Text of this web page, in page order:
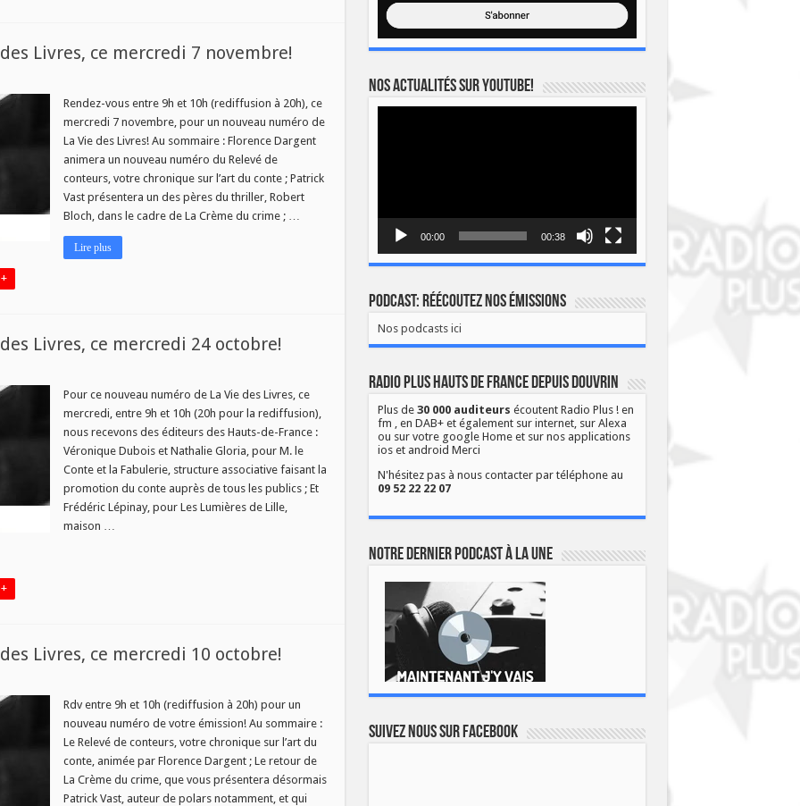
Livres, ce mercredi 7 novembre!
Rendez-vous entre 9h et 10h (rediffusion à 20h), ce
mercredi 7 novembre, pour un nouveau numéro de
La Vie des Livres! Au sommaire : Florence Dargent
animera un nouveau numéro du Relevé de
conteurs, votre chronique sur l’art du conte ; Patrick
Vast présentera un des pères du thriller, Robert
Bloch, dans le cadre de La Crème du crime ; …
Lire plus
Livres, ce mercredi 24 octobre!
Pour ce nouveau numéro de La Vie des Livres, ce
mercredi, entre 9h et 10h (20h pour la rediffusion),
nous recevons des éditeurs des Hauts-de-France :
Véronique Dubois et Nathalie Gloria, pour M. le
Conte et la Fabulerie, structure associative faisant la
promotion du conte auprès de tous les publics ; Et
Frédéric Lépinay, pour Les Lumières de Lille,
maison …
Livres, ce mercredi 10 octobre!
Rdv entre 9h et 10h (rediffusion à 20h) pour un
nouveau numéro de votre émission! Au sommaire :
Le Relevé de conteurs, votre chronique sur l’art du
conte, animée par Florence Dargent ; Le retour de
La Crème du crime, que vous présentera désormais
Patrick Vast, auteur de polars notamment, et qui
Nos actualités sur YOUTUBE!
00:00 00:38
Podcast: Réécoutez nos émissions
Nos podcasts ici
Radio Plus Hauts de France depuis Douvrin
Plus de 30 000 auditeurs écoutent Radio Plus ! en
fm , en DAB+ et également sur internet, sur Alexa
ou sur votre google Home et sur nos applications
ios et android Merci
N'hésitez pas à nous contacter par téléphone au
09 52 22 22 07
Notre dernier podcast à la une
Suivez nous sur Facebook